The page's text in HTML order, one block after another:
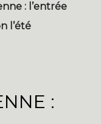
: l’entrée
l’été
: